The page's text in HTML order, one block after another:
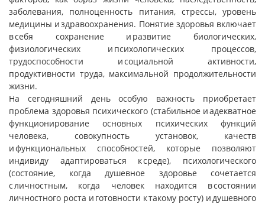
заболевания, полноценность питания, стрессы, уровень
медицины и здравоохранения. Понятие здоровья включает
в себя сохранение и развитие биологических,
физиологических и психологических процессов,
трудоспособности и социальной активности,
продуктивности труда, максимальной продолжительности
жизни.
На сегодняшний день особую важность приобретает
проблема здоровья психического (стабильное и адекватное
функционирование основных психических функций
человека, совокупность установок, качеств
и функциональных способностей, которые позволяют
индивиду адаптироваться к среде), психологического
(состояние, когда душевное здоровье сочетается
с личностным, когда человек находится в состоянии
личностного роста и готовности к такому росту) и душевного